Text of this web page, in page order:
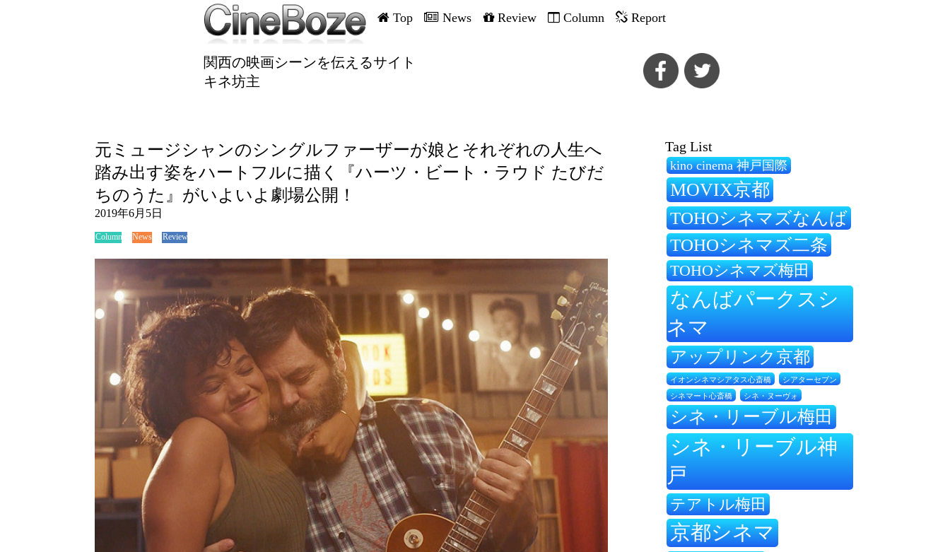
Top News Review Column Report
関西の映画シーンを伝えるサイト
キネ坊主
元ミュージシャンのシングルファーザーが娘とそれぞれの人生へ
踏み出す姿をハートフルに描く『ハーツ・ビート・ラウド たびだ
ちのうた』がいよいよ劇場公開！
2019年6月5日
Column News Review
Tag List
kino cinema 神戸国際
MOVIX京都
TOHOシネマズなんば
TOHOシネマズ二条
TOHOシネマズ梅田
なんばパークスシ
ネマ
アップリンク京都
イオンシネマシアタス心斎橋 シアターセブン
シネマート心斎橋 シネ・ヌーヴォ
シネ・リーブル梅田
シネ・リーブル神
戸
テアトル梅田
京都シネマ